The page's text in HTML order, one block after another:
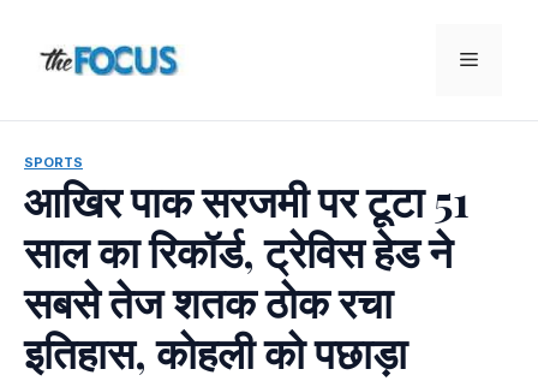
content
Menu
SPORTS
आखिर पाक सरजमी पर टूटा 51
साल का रिकॉर्ड, ट्रेविस हेड ने
सबसे तेज शतक ठोक रचा
इतिहास, कोहली को पछाड़ा